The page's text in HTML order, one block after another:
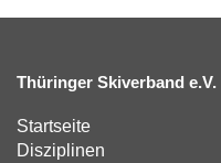
Thüringer Skiverband e.V.
Startseite
Disziplinen